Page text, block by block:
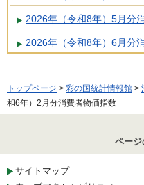
2026年（令和8年）5月分
2026年（令和8年）6月分
トップページ > 彩の国統計情報館 >
和6年）2月分消費者物価指数
ページ
サイトマップ